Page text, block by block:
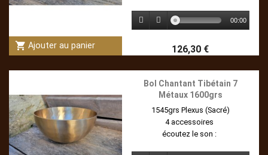
shopping_cart Ajouter au panier
00:00
126,30 €
Bol Chantant Tibétain 7
Métaux 1600grs
1545grs Plexus (Sacré)
4 accessoires
écoutez le son :